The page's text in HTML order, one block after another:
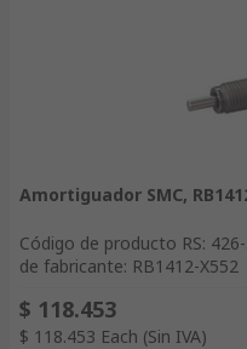
Amortiguador SMC,
Código de producto RS:
de fabricante: RB1412-X552
$ 118.453
$ 118.453 Each (Sin IVA)